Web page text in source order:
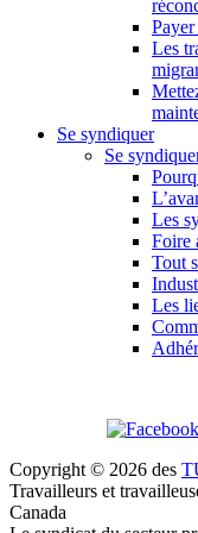
Les
Se syndiquer
Se
Les
Foire
Tout
Les
Copyright © 2026 des
Travailleurs et
Canada